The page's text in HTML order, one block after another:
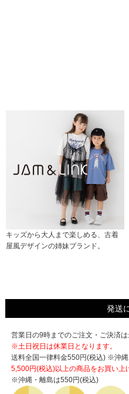
キッズから大人まで楽しめる、古着
屋風デザインの姉妹ブランド。
発送
営業日の9時までのご注文・ご決済
※土日祝日は休業日となります。
送料全国一律料金550円(税込) ※沖縄
5,500円(税込)以上の商品をお買い上
※沖縄・離島は550円(税込)